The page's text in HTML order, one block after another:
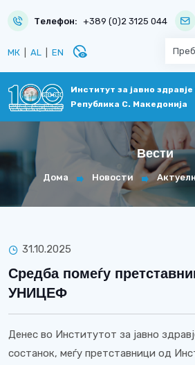
Телефон: +389 (0)2 3125 044
МК AL EN disabled_visible
Институт за јавно здравје
Република С. Македонија
Вести
Дома Новости
31.10.2025
Средба помеѓу
УНИЦЕФ
Денес во Институтот за јавно
состанок, меѓу претставници од